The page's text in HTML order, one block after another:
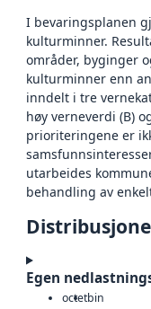
I bevaringsplanen
kulturminner.
områder, byginger
kulturminner enn
inndelt i tre
høy verneverdi (B)
prioriteringene er
utarbeides
behandling av
Egen
octetbin